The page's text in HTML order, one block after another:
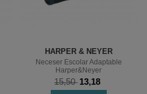
HARPER & NEYER
Neceser Escolar Adaptable
Harper&Neyer
15,50 13,18